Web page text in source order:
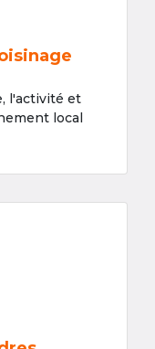
l'activité et
local